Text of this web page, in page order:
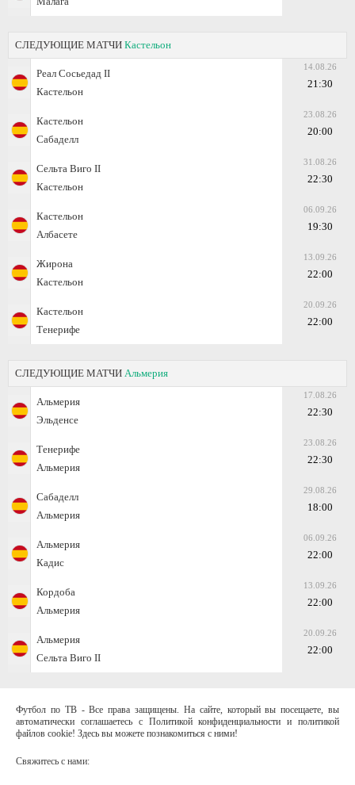
СЛЕДУЮЩИЕ МАТЧИ Кастельон
Реал Сосьедад II
Кастельон
14.08.26
21:30
Кастельон
Сабаделл
23.08.26
20:00
Сельта Виго II
Кастельон
31.08.26
22:30
Кастельон
Албасете
06.09.26
19:30
Жирона
Кастельон
13.09.26
22:00
Кастельон
Тенерифе
20.09.26
22:00
СЛЕДУЮЩИЕ МАТЧИ Альмерия
Альмерия
Эльденсе
17.08.26
22:30
Тенерифе
Альмерия
23.08.26
22:30
Сабаделл
Альмерия
29.08.26
18:00
Альмерия
Кадис
06.09.26
22:00
Кордоба
Альмерия
13.09.26
22:00
Альмерия
Сельта Виго II
20.09.26
22:00
Футбол по ТВ - Все права защищены. На сайте, который вы посещаете, вы
автоматически соглашаетесь с Политикой конфиденциальности и политикой
файлов cookie! Здесь вы можете познакомиться с ними!
Свяжитесь с нами: